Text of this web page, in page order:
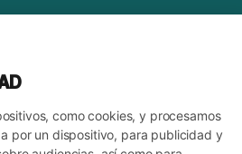
como cookies, y procesamos
por un dispositivo, para publicidad y